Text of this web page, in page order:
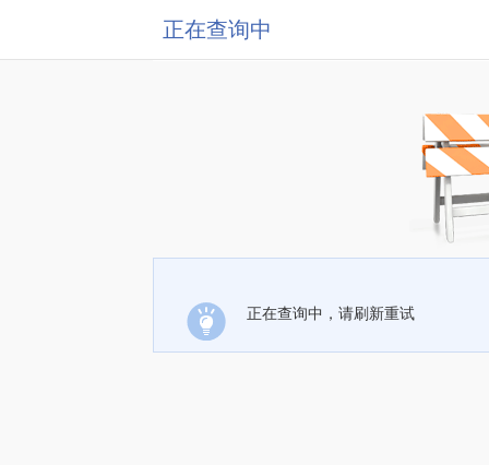
正在查询中
正在查询中，请刷新重试